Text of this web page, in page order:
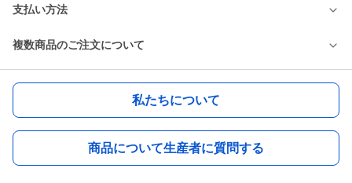
支払い方法
複数商品のご注文について
私たちについて
商品について生産者に質問する